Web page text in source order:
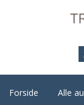
Forside Alle